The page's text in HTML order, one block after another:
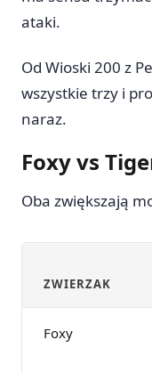
ataki.
Od Wioski 200 z
wszystkie trzy i
naraz.
Foxy vs
Oba zwiększają
ZWIERZAK
Foxy